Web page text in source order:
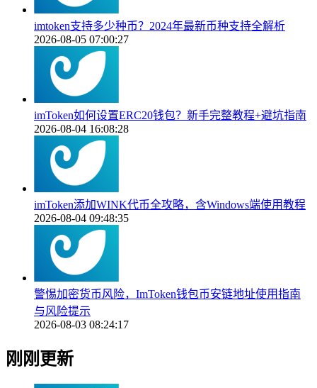
imtoken支持多少种币？2024年最新币种支持全解析
2026-08-05 07:00:27
imToken如何设置ERC20钱包？新手完整教程+避坑指南
2026-08-04 16:08:28
imToken添加WINK代币全攻略，含Windows端使用教程
2026-08-04 09:48:35
警惕加密货币风险，ImToken钱包币安链地址使用指南
与风险提示
2026-08-03 08:24:17
刚刚更新